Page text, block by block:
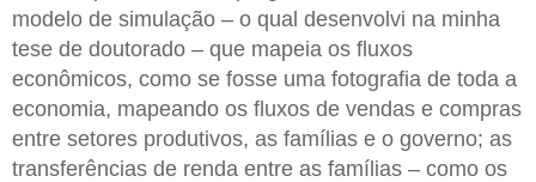
modelo de simulação – o qual desenvolvi na minha
tese de doutorado – que mapeia os fluxos
econômicos, como se fosse uma fotografia de toda a
economia, mapeando os fluxos de vendas e compras
entre setores produtivos, as famílias e o governo; as
transferências de renda entre as famílias – como os